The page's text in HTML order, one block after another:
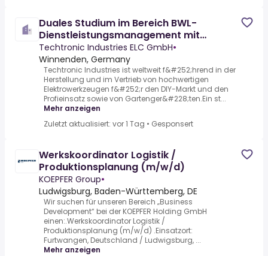
Duales Studium im Bereich BWL-
Dienstleistungsmanagement mit
Schwerpunkt Logistik- und
Techtronic Industries ELC GmbH•
Winnenden, Germany
Techtronic Industries ist weltweit f&#252;hrend in der
Herstellung und im Vertrieb von hochwertigen
Elektrowerkzeugen f&#252;r den DIY-Markt und den
Profieinsatz sowie von Gartenger&#228;ten.Ein st...
Mehr anzeigen
Zuletzt aktualisiert: vor 1 Tag • Gesponsert
Werkskoordinator Logistik /
Produktionsplanung (m/w/d)
KOEPFER Group•
Ludwigsburg, Baden-Württemberg, DE
Wir suchen für unseren Bereich „Business
Development“ bei der KOEPFER Holding GmbH
einen:.Werkskoordinator Logistik /
Produktionsplanung (m/w/d) .Einsatzort:
Furtwangen, Deutschland / Ludwigsburg, ...
Mehr anzeigen